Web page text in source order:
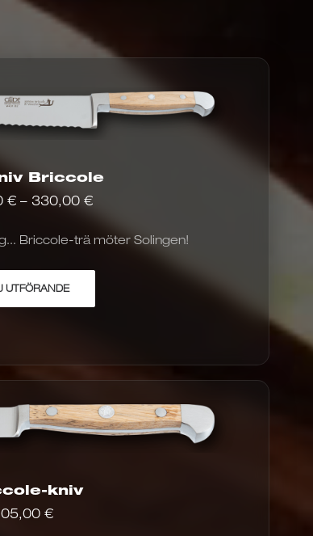
Briccole
€ – 330,00 €Prisintervall:
till
Briccole-trä möter Solingen!
UTFÖRANDE
varianter.
Alternativen
kan
väljas
på
kniv
€